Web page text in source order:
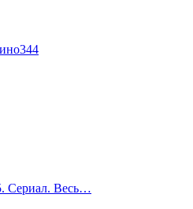
344
Сериал. Весь…